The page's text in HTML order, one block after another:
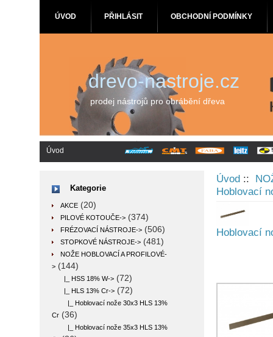
ÚVOD PŘIHLÁSIT OBCHODNÍ PODMÍNKY
drevo-nastroje.cz
prodej nástrojů pro obrábění dřeva
Úvod
Kategorie
AKCE (20)
PILOVÉ KOTOUČE-> (374)
FRÉZOVACÍ NÁSTROJE-> (506)
STOPKOVÉ NÁSTROJE-> (481)
NOŽE HOBLOVACÍ A PROFILOVÉ-
> (144)
|_ HSS 18% W-> (72)
|_ HLS 13% Cr-> (72)
|_ Hoblovací nože 30x3 HLS 13%
Cr (36)
|_ Hoblovací nože 35x3 HLS 13%
Úvod ::
Hoblovací
Hoblovací